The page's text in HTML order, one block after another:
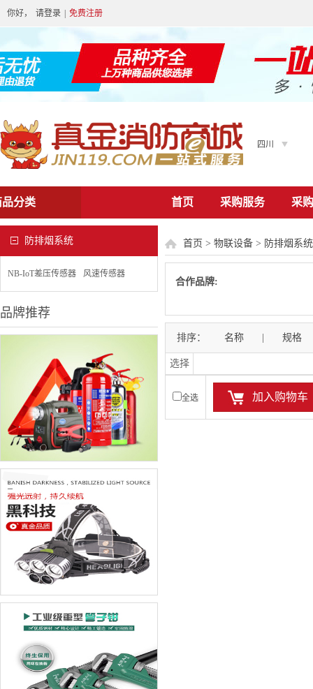
你好， 请登录 免费注册
四川
首页 采购服务 采
分类
防排烟系统
NB-IoT差压传感器 风速传感器
品牌推荐
首页 > 物联设备 > 防排烟系统
合作品牌:
排序： 名称 规格
选择
全选 加入购物车